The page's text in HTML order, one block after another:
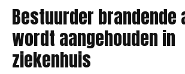
Bestuurder brandende
wordt aangehouden in
ziekenhuis